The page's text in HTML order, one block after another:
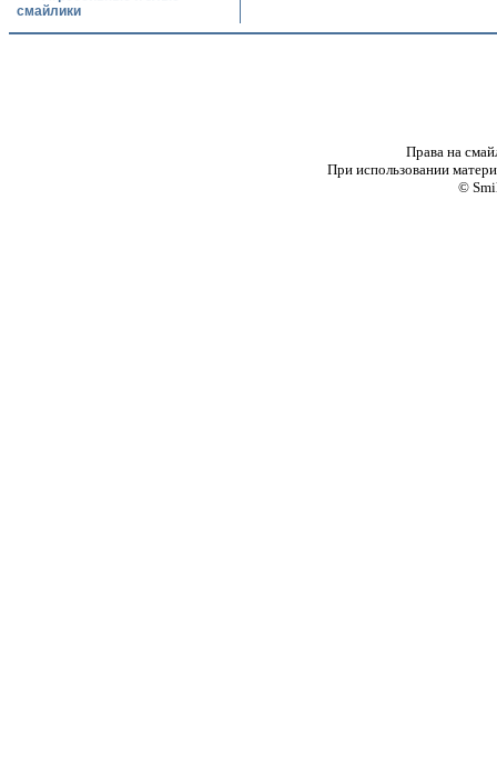
смайлики
Права на
При использовании
©